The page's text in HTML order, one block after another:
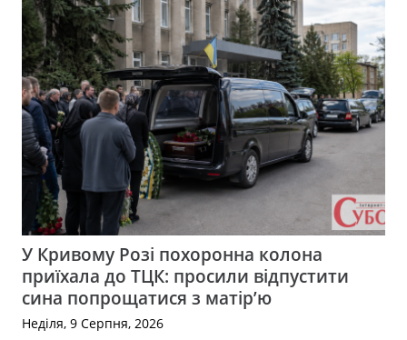
У Кривому Розі похоронна колона
приїхала до ТЦК: просили відпустити
сина попрощатися з матір’ю
Неділя, 9 Серпня, 2026